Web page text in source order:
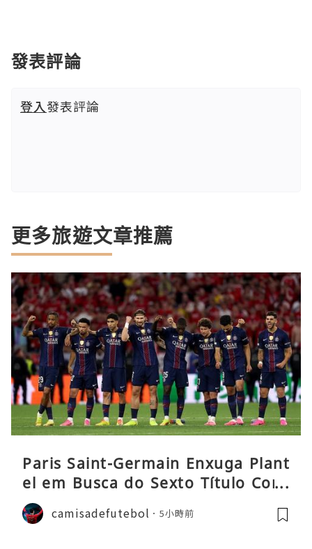
發表評論
登入發表評論
更多旅遊文章推薦
Paris Saint-Germain Enxuga Plant
el em Busca do Sexto Título Cons
ecutivo da Liga
camisadefutebol 5小時前